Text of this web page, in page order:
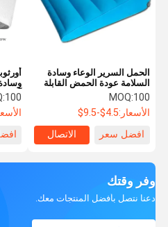
آلام
100
الحمل السرير الوعاء وسادة
السلامة عودة الحمض القابلة
للنفخ الظهر الوعاء
MOQ:100
الأسعار:4.5$-9.5$
افضل سعر
الاتصال
وفر وقتك
دعنا نتصل بأفضل المنتجات معك.